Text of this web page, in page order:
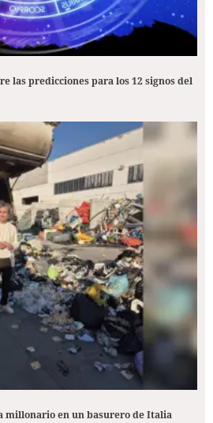
las predicciones para los 12 signos del
millonario en un basurero de Italia